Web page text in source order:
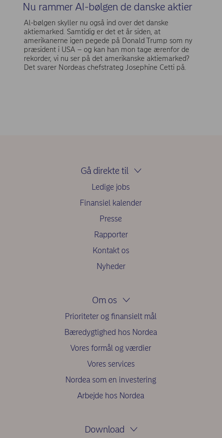
Nu rammer AI-bølgen de danske aktier
Al-bølgen skyller nu også ind over det danske
aktiemarked. Samtidig er det et år siden, at
amerikanerne igen pegede på Donald Trump som ny
præsident i USA – og kan han mon tage ærenfor de
rekorder, vi nu ser på det amerikanske aktiemarked?
Det svarer Nordeas chefstrateg Josephine Cetti på.
Gå direkte til
Ledige jobs
Finansiel kalender
Presse
Rapporter
Kontakt os
Nyheder
Om os
Prioriteter og finansielt mål
Bæredygtighed hos Nordea
Vores formål og værdier
Vores services
Nordea som en investering
Arbejde hos Nordea
Download